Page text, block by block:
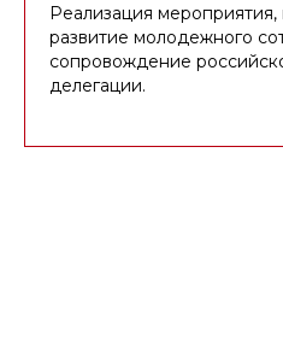
Реализация мероприятия,
развитие молодежного
сопровождение
делегации.